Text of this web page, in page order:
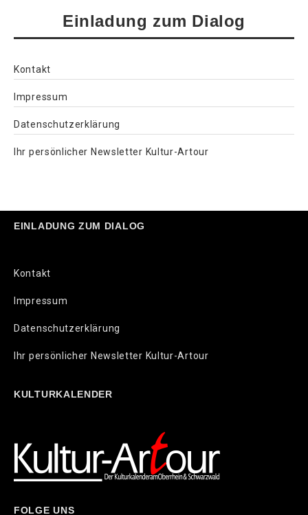
Einladung zum Dialog
Kontakt
Impressum
Datenschutzerklärung
Ihr persönlicher Newsletter Kultur-Artour
EINLADUNG ZUM DIALOG
Kontakt
Impressum
Datenschutzerklärung
Ihr persönlicher Newsletter Kultur-Artour
KULTURKALENDER
FOLGE UNS